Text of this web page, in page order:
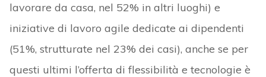
lavorare da casa, nel 52% in altri luoghi) e
iniziative di lavoro agile dedicate ai dipendenti
(51%, strutturate nel 23% dei casi), anche se per
questi ultimi l’offerta di flessibilità e tecnologie è